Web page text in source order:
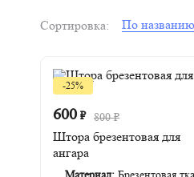
Сортировка: По названию
-25%
600 ₽ 800₽
Штора брезентовая для
ангара